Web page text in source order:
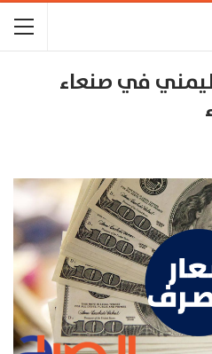
في صنعاء